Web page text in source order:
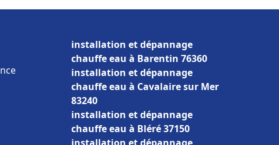
installation et dépannage
chauffe eau à Barentin 76360
installation et dépannage
chauffe eau à Cavalaire sur Mer
83240
installation et dépannage
chauffe eau à Bléré 37150